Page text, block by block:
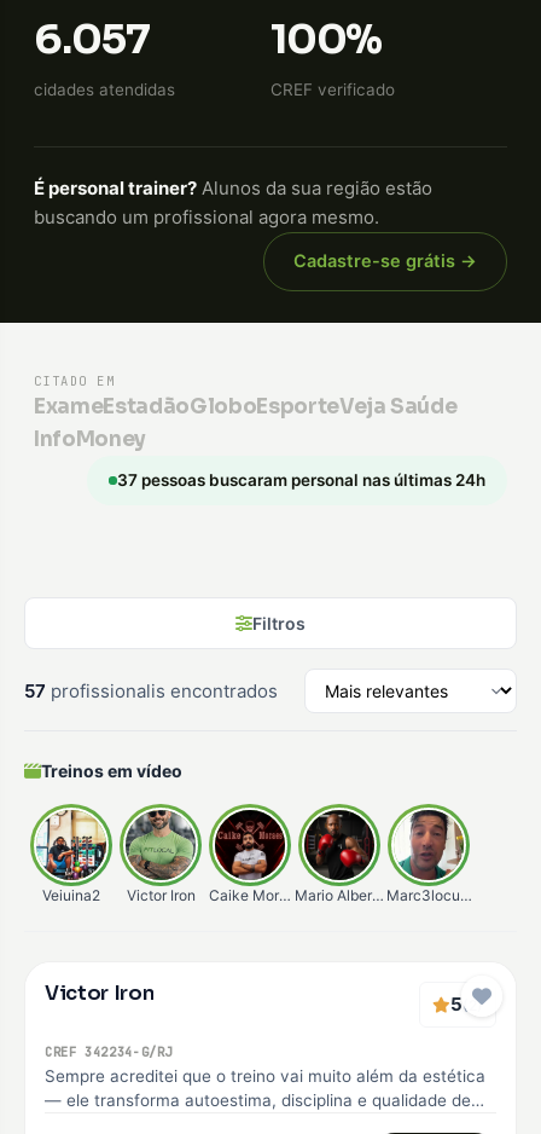
6.057
cidades atendidas
100%
CREF verificado
É personal trainer? Alunos da sua região estão
buscando um profissional agora mesmo.
Cadastre-se grátis →
CITADO EM
ExameEstadãoGloboEsporteVeja Saúde
InfoMoney
37 pessoas buscaram personal nas últimas 24h
Filtros
57 profissionalis encontrados
Treinos em vídeo
Veiuina2 Victor Iron Caike MoraesMario Alberto Marc3locunha
Premium
Victor Iron 5(2)
CREF 342234-G/RJ
Sempre acreditei que o treino vai muito além da estética
— ele transforma autoestima, disciplina e qualidade de